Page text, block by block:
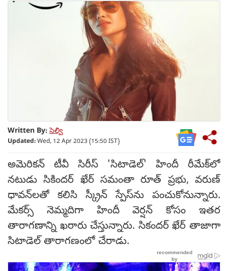
Written By: సెల్వి
Updated:Wed, 12 Apr 2023 (15:50 IST)
అమెరికన్ టీవీ సిరీస్ 'సిటాడెల్' హిందీ రీమేక్‌లో
నటుడు సికిందర్ ఖేర్ సమంతా రూత్ ప్రభు, వరుణ్
ధావన్‌లతో కలిసి స్క్రీన్ స్పేస్‌ను పంచుకోనున్నారు.
మేకర్స్ నెమ్మదిగా హిందీ వెర్షన్ కోసం ఇతర
తారాగణాన్ని ఖరారు చేస్తున్నారు. సికందర్ ఖేర్ తాజాగా
సిటాడెల్ తారాగణంలో చేరాడు.